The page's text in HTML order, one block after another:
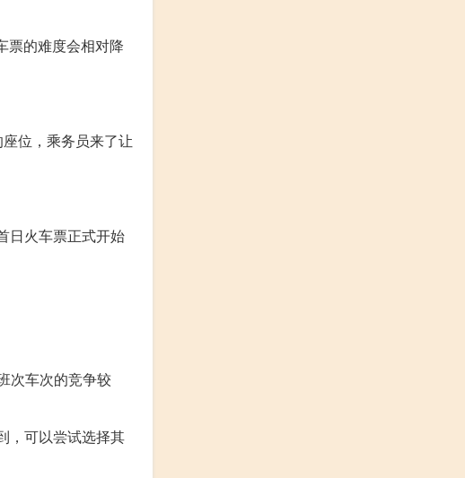
票的难度会相对降
位，乘务员来了让
日火车票正式开始
次车次的竞争较
，可以尝试选择其